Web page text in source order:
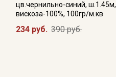
цв.чернильно-синий, ш.1.45м,
вискоза-100%, 100гр/м.кв
234 руб. 390 руб.